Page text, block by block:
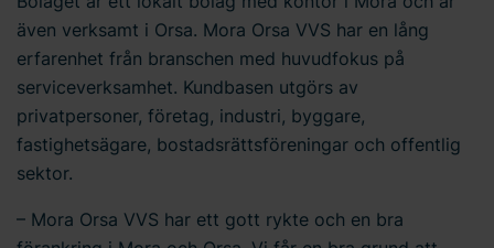
även verksamt i Orsa. Mora Orsa VVS har en lång
erfarenhet från branschen med huvudfokus på
serviceverksamhet. Kundbasen utgörs av
privatpersoner, företag, industri, byggare,
fastighetsägare, bostadsrättsföreningar och offentlig
sektor.
– Mora Orsa VVS har ett gott rykte och en bra